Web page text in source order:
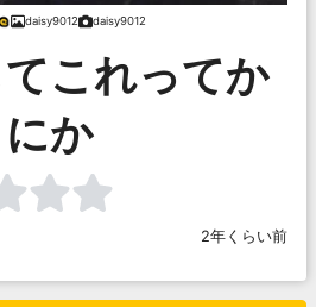
daisy9012 daisy9012
これってか
にか
2年くらい前